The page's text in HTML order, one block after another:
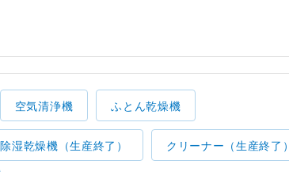
空気清浄機 ふとん乾燥機
除湿乾燥機（生産終了） クリーナー（生産終了）